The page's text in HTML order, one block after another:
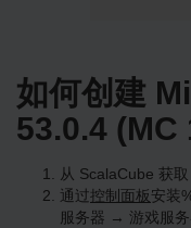
如何创建
53.0.4 (MC
从 ScalaCube 获取
通过控制面板安装
服务器 → 游戏服